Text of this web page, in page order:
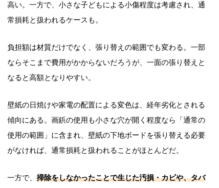
高い。一方で、小さな子どもによる小傷程度は考慮され、通
常損耗と扱われるケースも。
負担額は材質だけでなく、張り替えの範囲でも変わる。一部
ならそこまで費用がかからないだろうが、一面の張り替えと
なると高額となりやすい。
壁紙の日焼けや家電の配置による変色は、経年劣化とされる
傾向にある。画鋲の使用も小さな穴が開く程度なら「通常の
使用の範囲」に含まれ、壁紙の下地ボードを張り替える必要
がなければ、通常損耗と扱われることがほとんどだ。
一方で、 掃除をしなかったことで生じた汚損・カビや、タバ